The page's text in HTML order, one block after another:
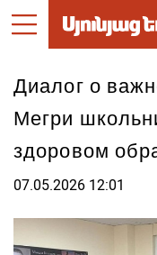
Диалог о
Мегри
здоровом
07.05.2026 12:01